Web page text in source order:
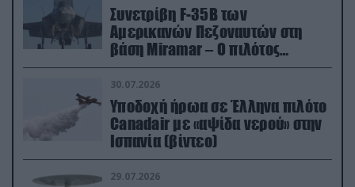
Συνετρίβη F-35B των
Αμερικανών Πεζοναυτών στη
βάση Miramar – Ο πιλότος
εκτινάχθηκε εγκαίρως
30.07.2026
Υποδοχή ήρωα σε Έλληνα πιλότο
Canadair με «αψίδα νερού» στην
Ισπανία (βίντεο)
29.07.2026